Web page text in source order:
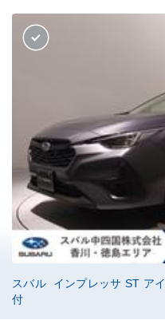
スバル インプレッサ ST ア
付